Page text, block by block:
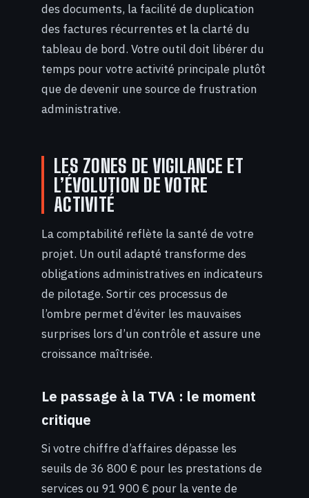
des documents, la facilité de duplication
des factures récurrentes et la clarté du
tableau de bord. Votre outil doit libérer du
temps pour votre activité principale plutôt
que de devenir une source de frustration
administrative.
LES ZONES DE VIGILANCE ET
L’ÉVOLUTION DE VOTRE
ACTIVITÉ
La comptabilité reflète la santé de votre
projet. Un outil adapté transforme des
obligations administratives en indicateurs
de pilotage. Sortir ces processus de
l’ombre permet d’éviter les mauvaises
surprises lors d’un contrôle et assure une
croissance maîtrisée.
Le passage à la TVA : le moment
critique
Si votre chiffre d’affaires dépasse les
seuils de 36 800 € pour les prestations de
services ou 91 900 € pour la vente de